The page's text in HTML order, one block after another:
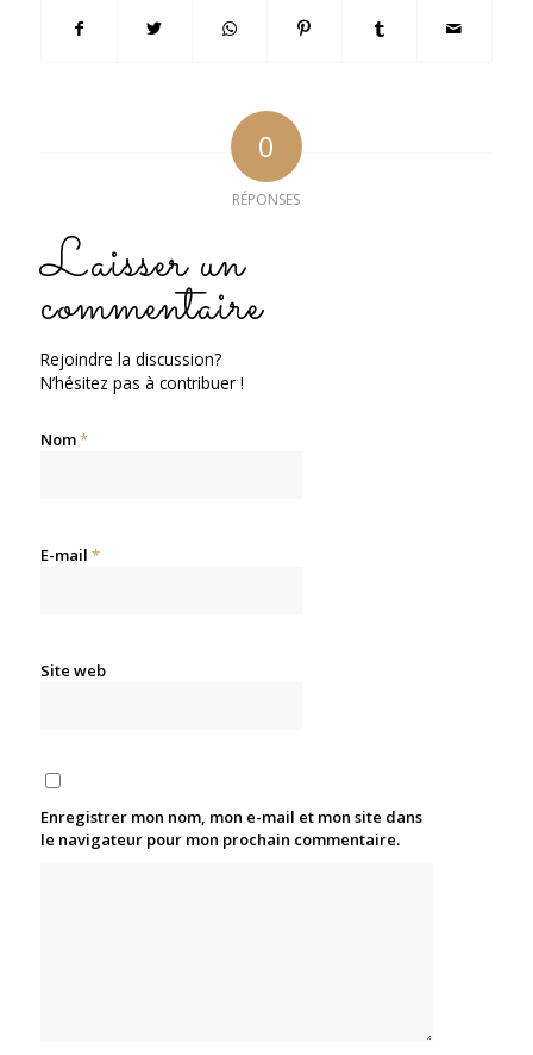
0
RÉPONSES
Laisser un
commentaire
Rejoindre la discussion?
N’hésitez pas à contribuer !
Nom*
E-mail *
Site web
Enregistrer mon nom, mon e-mail et mon site dans
le navigateur pour mon prochain commentaire.